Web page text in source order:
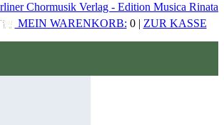
Chormusik Verlag - Edition Musica Rinata
MEIN WARENKORB: 0 | ZUR KASSE